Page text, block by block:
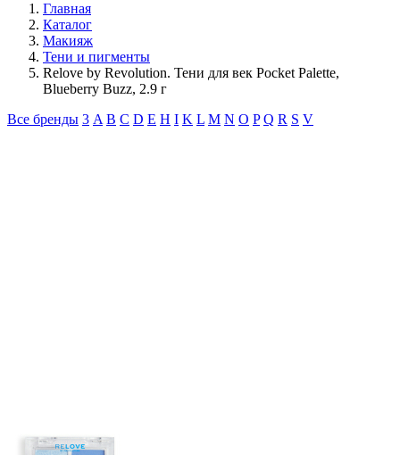
Главная
Каталог
Макияж
Тени и пигменты
Relove by Revolution. Тени для век Pocket Palette,
Blueberry Buzz, 2.9 г
Все бренды 3 A B C D E H I K L M N O P Q R S V